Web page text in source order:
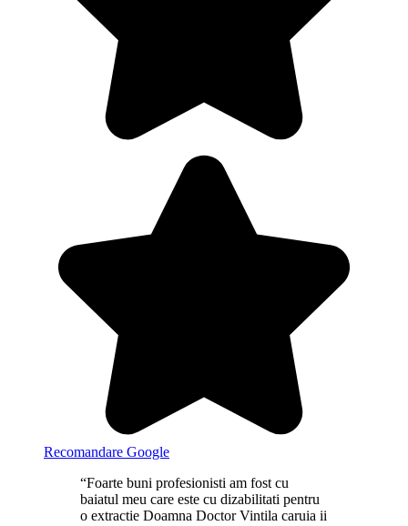
Recomandare Google
“Foarte buni profesionisti am fost cu
baiatul meu care este cu dizabilitati pentru
o extractie Doamna Doctor Vintila caruia ii